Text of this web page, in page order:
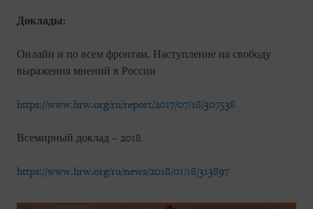
Доклады:
Онлайн и по всем фронтам. Наступление на свободу
выражения мнений в России
https://www.hrw.org/ru/report/2017/07/18/307538
Всемирный доклад – 2018
https://www.hrw.org/ru/news/2018/01/18/313897